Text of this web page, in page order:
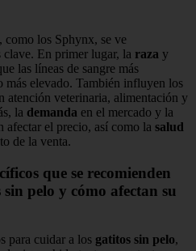
como los Sphynx, se ve
En primer lugar, la raza y
las líneas de sangre más
más elevado. También influyen los
atención veterinaria, alimentación y
la demanda en el mercado y la
afectar el precio, así como la salud
de la venta.
que se recomienden
pelo y cómo afectan su
para cuidar a los gatitos sin pelo,